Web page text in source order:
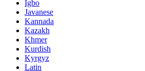
Igbo
Javanese
Kannada
Kazakh
Khmer
Kurdish
Kyrgyz
Latin